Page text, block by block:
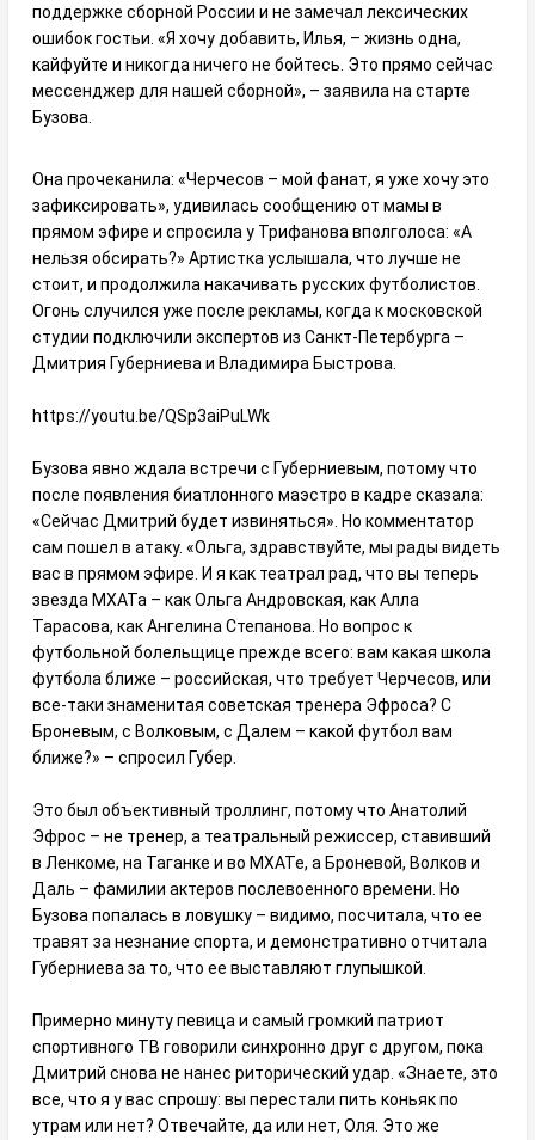
поддержке сборной России и не замечал лексических
ошибок гостьи. «Я хочу добавить, Илья, – жизнь одна,
кайфуйте и никогда ничего не бойтесь. Это прямо сейчас
мессенджер для нашей сборной», – заявила на старте
Бузова.
Она прочеканила: «Черчесов – мой фанат, я уже хочу это
зафиксировать», удивилась сообщению от мамы в
прямом эфире и спросила у Трифанова вполголоса: «А
нельзя обсирать?» Артистка услышала, что лучше не
стоит, и продолжила накачивать русских футболистов.
Огонь случился уже после рекламы, когда к московской
студии подключили экспертов из Санкт-Петербурга –
Дмитрия Губерниева и Владимира Быстрова.
https://youtu.be/QSp3aiPuLWk
Бузова явно ждала встречи с Губерниевым, потому что
после появления биатлонного маэстро в кадре сказала:
«Сейчас Дмитрий будет извиняться». Но комментатор
сам пошел в атаку. «Ольга, здравствуйте, мы рады видеть
вас в прямом эфире. И я как театрал рад, что вы теперь
звезда МХАТа – как Ольга Андровская, как Алла
Тарасова, как Ангелина Степанова. Но вопрос к
футбольной болельщице прежде всего: вам какая школа
футбола ближе – российская, что требует Черчесов, или
все-таки знаменитая советская тренера Эфроса? С
Броневым, с Волковым, с Далем – какой футбол вам
ближе?» – спросил Губер.
Это был объективный троллинг, потому что Анатолий
Эфрос – не тренер, а театральный режиссер, ставивший
в Ленкоме, на Таганке и во МХАТе, а Броневой, Волков и
Даль – фамилии актеров послевоенного времени. Но
Бузова попалась в ловушку – видимо, посчитала, что ее
травят за незнание спорта, и демонстративно отчитала
Губерниева за то, что ее выставляют глупышкой.
Примерно минуту певица и самый громкий патриот
спортивного ТВ говорили синхронно друг с другом, пока
Дмитрий снова не нанес риторический удар. «Знаете, это
все, что я у вас спрошу: вы перестали пить коньяк по
утрам или нет? Отвечайте, да или нет, Оля. Это же